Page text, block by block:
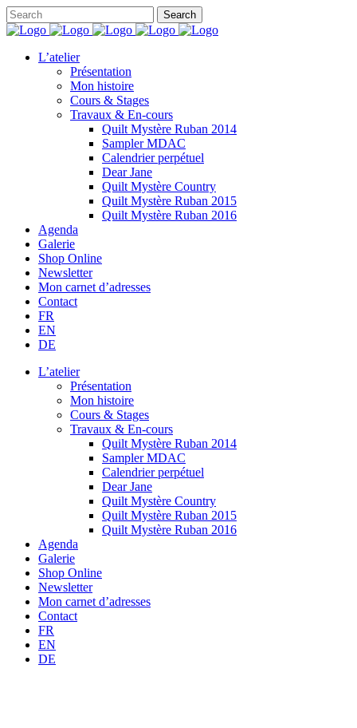
L’atelier
Présentation
Mon histoire
Cours & Stages
Travaux & En-cours
Quilt Mystère Ruban 2014
Sampler MDAC
Calendrier perpétuel
Dear Jane
Quilt Mystère Country
Quilt Mystère Ruban 2015
Quilt Mystère Ruban 2016
Agenda
Galerie
Shop Online
Newsletter
Mon carnet d’adresses
Contact
FR
EN
DE
L’atelier
Présentation
Mon histoire
Cours & Stages
Travaux & En-cours
Quilt Mystère Ruban 2014
Sampler MDAC
Calendrier perpétuel
Dear Jane
Quilt Mystère Country
Quilt Mystère Ruban 2015
Quilt Mystère Ruban 2016
Agenda
Galerie
Shop Online
Newsletter
Mon carnet d’adresses
Contact
FR
EN
DE